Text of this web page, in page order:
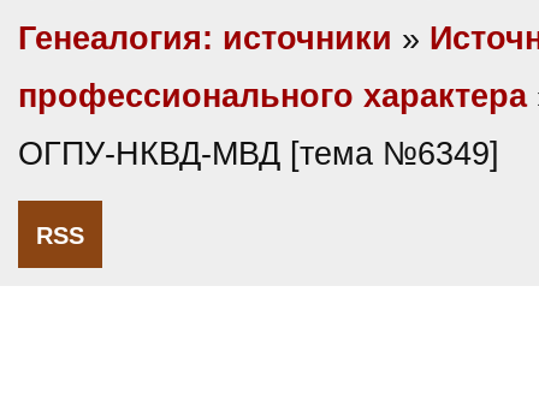
Генеалогия: источники »
профессионального характера
ОГПУ-НКВД-МВД [тема №6349]
RSS